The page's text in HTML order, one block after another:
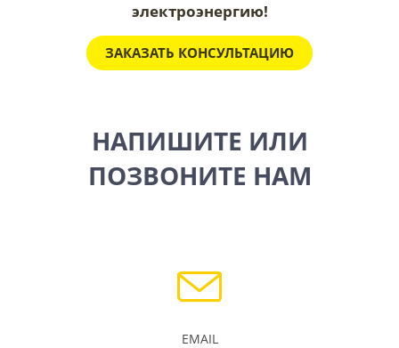
электроэнергию!
ЗАКАЗАТЬ КОНСУЛЬТАЦИЮ
НАПИШИТЕ ИЛИ
ПОЗВОНИТЕ НАМ
EMAIL